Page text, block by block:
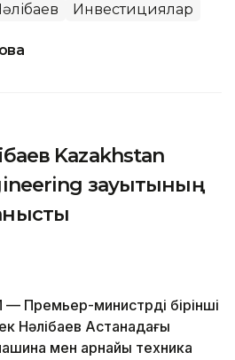
Инвестициялар
Kazakhstan
зауытының
Премьер-министрдің бірінші
Нәлібаев Астанадағы
мен арнайы техника